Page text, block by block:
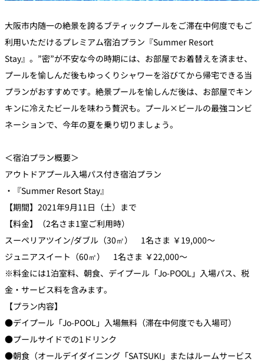
大阪市内随一の絶景を誇るブティックプールをご滞在中何度でもご
利用いただけるプレミアム宿泊プラン『Summer Resort
Stay』。”密”が不安な今の時期には、お部屋でお着替えを済ませ、
プールを愉しんだ後もゆっくりシャワーを浴びてから帰宅できる当
プランがおすすめです。絶景プールを愉しんだ後は、お部屋でキン
キンに冷えたビールを味わう贅沢も。プール×ビールの最強コンビ
ネーションで、今年の夏を乗り切りましょう。
＜宿泊プラン概要＞
アウトドアプール入場パス付き宿泊プラン
・『Summer Resort Stay』
【期間】2021年9月11日（土）まで
【料金】（2名さま1室ご利用時）
スーペリアツイン/ダブル（30㎡） 1名さま ￥19,000～
ジュニアスイート（60㎡） 1名さま ￥22,000～
※料金には1泊室料、朝食、デイプール「Jo-POOL」入場パス、税
金・サービス料を含みます。
【プラン内容】
●デイプール「Jo-POOL」入場無料（滞在中何度でも入場可）
●プールサイドでの1ドリンク
●朝食（オールデイダイニング「SATSUKI」またはルームサービス